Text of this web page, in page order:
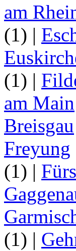
am
(1) |
(1) |
am Main
Breisgau
Freyung
(1) |
(1) |